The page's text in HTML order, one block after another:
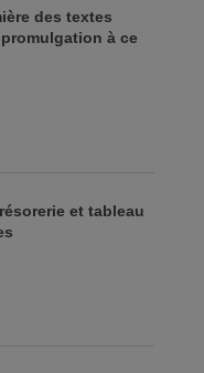
des textes
à ce
et tableau